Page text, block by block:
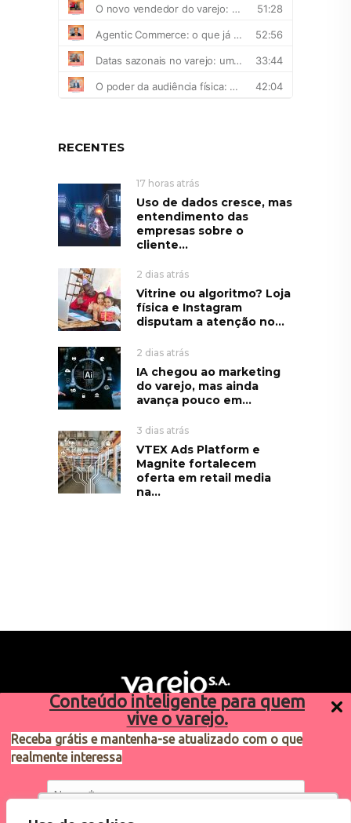
Conteúdo inteligente para quem
vive o varejo.
Receba grátis e mantenha-se atualizado com o que
realmente interessa
Utilizamos cookies para oferecer melhor
RECENTES
17 horas atrás
Uso de dados cresce, mas
entendimento das
empresas sobre o
cliente...
2 dias atrás
Vitrine ou algoritmo? Loja
física e Instagram
disputam a atenção no...
2 dias atrás
IA chegou ao marketing
do varejo, mas ainda
avança pouco em...
3 dias atrás
VTEX Ads Platform e
Magnite fortalecem
oferta em retail media
na...
Sugestões de pauta
varejosa@cndl.org.br